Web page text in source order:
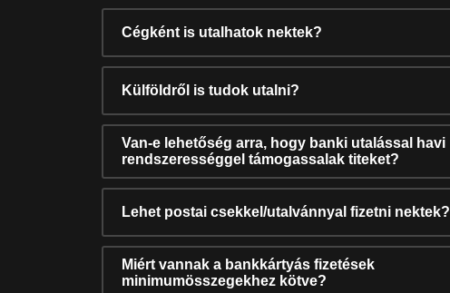
Cégként is utalhatok nektek?
Külföldről is tudok utalni?
Van-e lehetőség arra, hogy banki utalással havi
rendszerességgel támogassalak titeket?
Lehet postai csekkel/utalvánnyal fizetni nektek?
Miért vannak a bankkártyás fizetések
minimumösszegekhez kötve?